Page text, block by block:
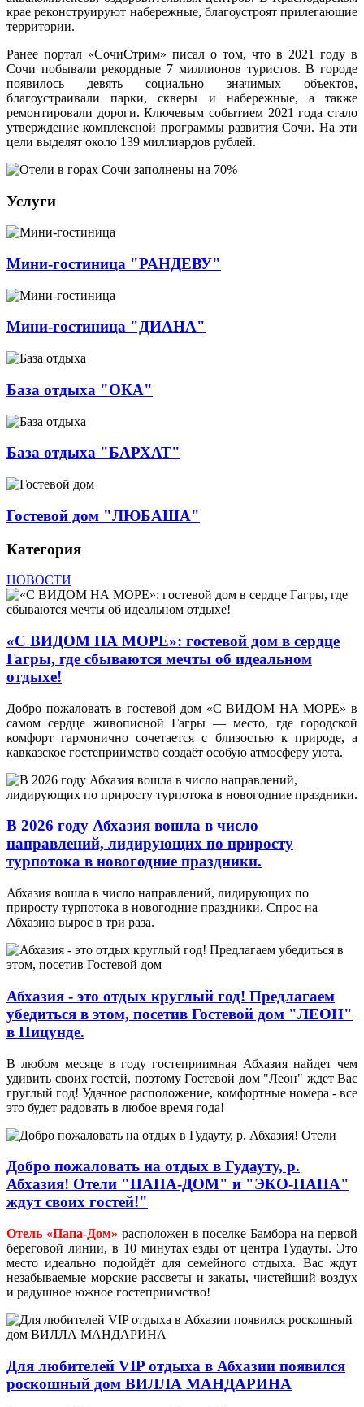
крае реконструируют набережные, благоустроят прилегающие
территории.
Ранее портал «СочиСтрим» писал о том, что в 2021 году в
Сочи побывали рекордные 7 миллионов туристов. В городе
появилось девять социально значимых объектов,
благоустраивали парки, скверы и набережные, а также
ремонтировали дороги. Ключевым событием 2021 года стало
утверждение комплексной программы развития Сочи. На эти
цели выделят около 139 миллиардов рублей.
Услуги
Мини-гостиница "РАНДЕВУ"
Мини-гостиница "ДИАНА"
База отдыха "ОКА"
База отдыха "БАРХАТ"
Гостевой дом "ЛЮБАША"
Категория
НОВОСТИ
«С ВИДОМ НА МОРЕ»: гостевой дом в сердце
Гагры, где сбываются мечты об идеальном
отдыхе!
Добро пожаловать в гостевой дом «С ВИДОМ НА МОРЕ» в
самом сердце живописной Гагры — место, где городской
комфорт гармонично сочетается с близостью к природе, а
кавказское гостеприимство создаёт особую атмосферу уюта.
В 2026 году Абхазия вошла в число
направлений, лидирующих по приросту
турпотока в новогодние праздники.
Абхазия вошла в число направлений, лидирующих по
приросту турпотока в новогодние праздники. Спрос на
Абхазию вырос в три раза.
Абхазия - это отдых круглый год! Предлагаем
убедиться в этом, посетив Гостевой дом "ЛЕОН"
в Пицунде.
В любом месяце в году гостеприимная Абхазия найдет чем
удивить своих гостей, поэтому Гостевой дом "Леон" ждет Вас
груглый год! Удачное расположение, комфортные номера - все
это будет радовать в любое время года!
Добро пожаловать на отдых в Гудауту, р.
Абхазия! Отели "ПАПА-ДОМ" и "ЭКО-ПАПА"
ждут своих гостей!"
Отель «Папа-Дом» расположен в поселке Бамбора на первой
береговой линии, в 10 минутах езды от центра Гудауты. Это
место идеально подойдёт для семейного отдыха. Вас ждут
незабываемые морские рассветы и закаты, чистейший воздух
и радушное южное гостеприимство!
Для любителей VIP отдыха в Абхазии появился
роскошный дом ВИЛЛА МАНДАРИНА